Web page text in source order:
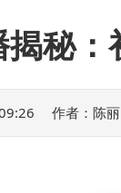
秘
作者：陈丽